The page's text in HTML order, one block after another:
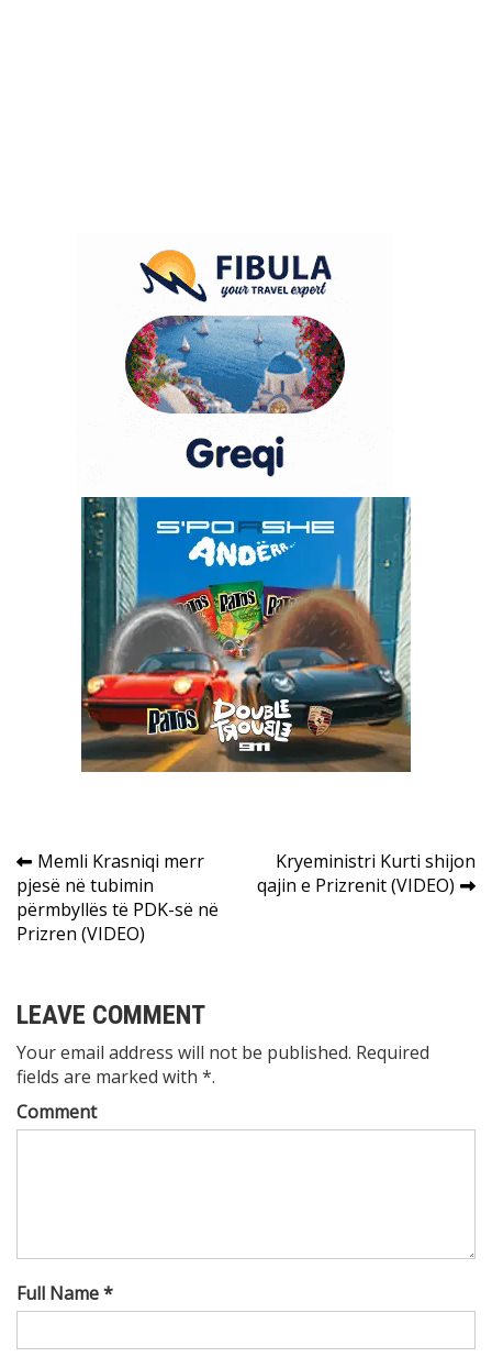
Post
navigation
Memli Krasniqi merr
pjesë në tubimin
përmbyllës të PDK-së në
Prizren (VIDEO)
Kryeministri Kurti shijon
qajin e Prizrenit (VIDEO)
LEAVE COMMENT
Your email address will not be published. Required
fields are marked with *.
Comment
Full Name *